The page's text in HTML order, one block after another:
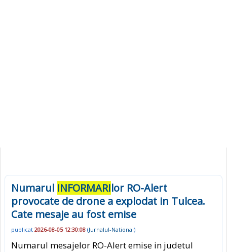
Numarul INFORMARIlor RO-Alert
provocate de drone a explodat in Tulcea.
Cate mesaje au fost emise
publicat 2026-08-05 12:30:08 (Jurnalul-National)
Numarul mesajelor RO-Alert emise in judetul